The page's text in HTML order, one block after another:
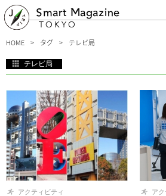
Smart Magazine
TOKYO
HOME タグ テレビ局
テレビ局
くは人気の観光地が集まるエリアにあります。いつ
場や、一般の人でも入ることができるテレビ局の社
と、バッタリ芸能人と会ってしまうかも…♪
アクティビティ
ア